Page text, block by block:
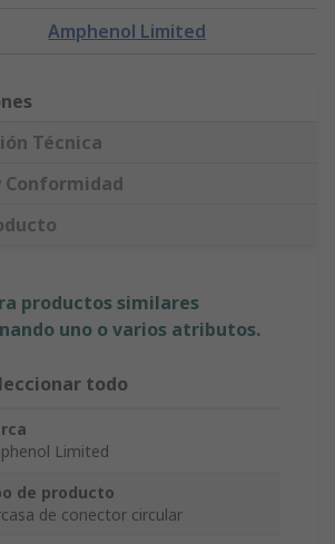
Amphenol Limited
Técnica
Conformidad
productos similares
uno o varios atributos.
todo
Limited
de producto
de conector circular